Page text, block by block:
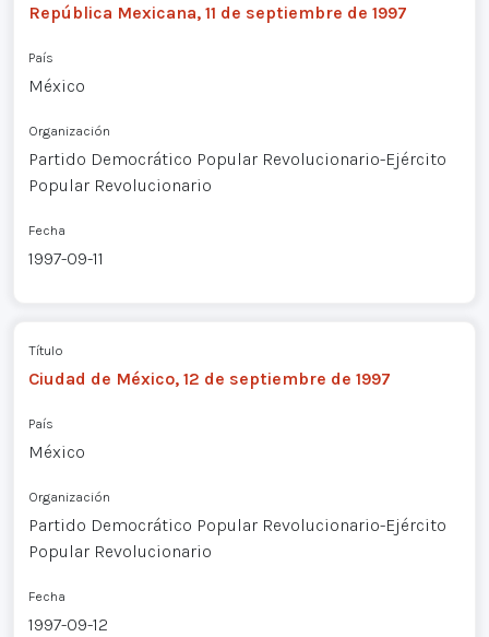
República Mexicana, 11 de septiembre de 1997
País
México
Organización
Partido Democrático Popular Revolucionario-Ejército
Popular Revolucionario
Fecha
1997-09-11
Título
Ciudad de México, 12 de septiembre de 1997
País
México
Organización
Partido Democrático Popular Revolucionario-Ejército
Popular Revolucionario
Fecha
1997-09-12